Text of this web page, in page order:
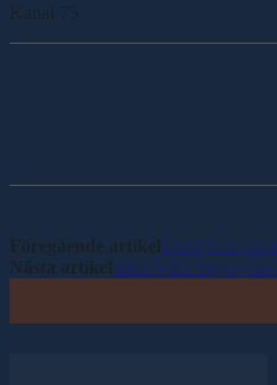
Kanal 75
Föregående artikelDerbykval
Nästa artikelInför V86: